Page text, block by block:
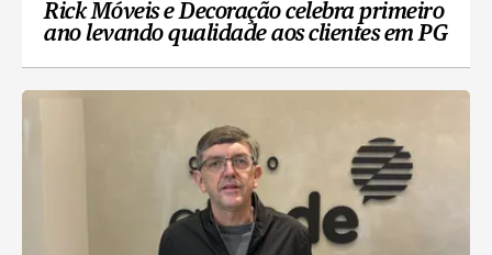
Rick Móveis e Decoração celebra primeiro
ano levando qualidade aos clientes em PG